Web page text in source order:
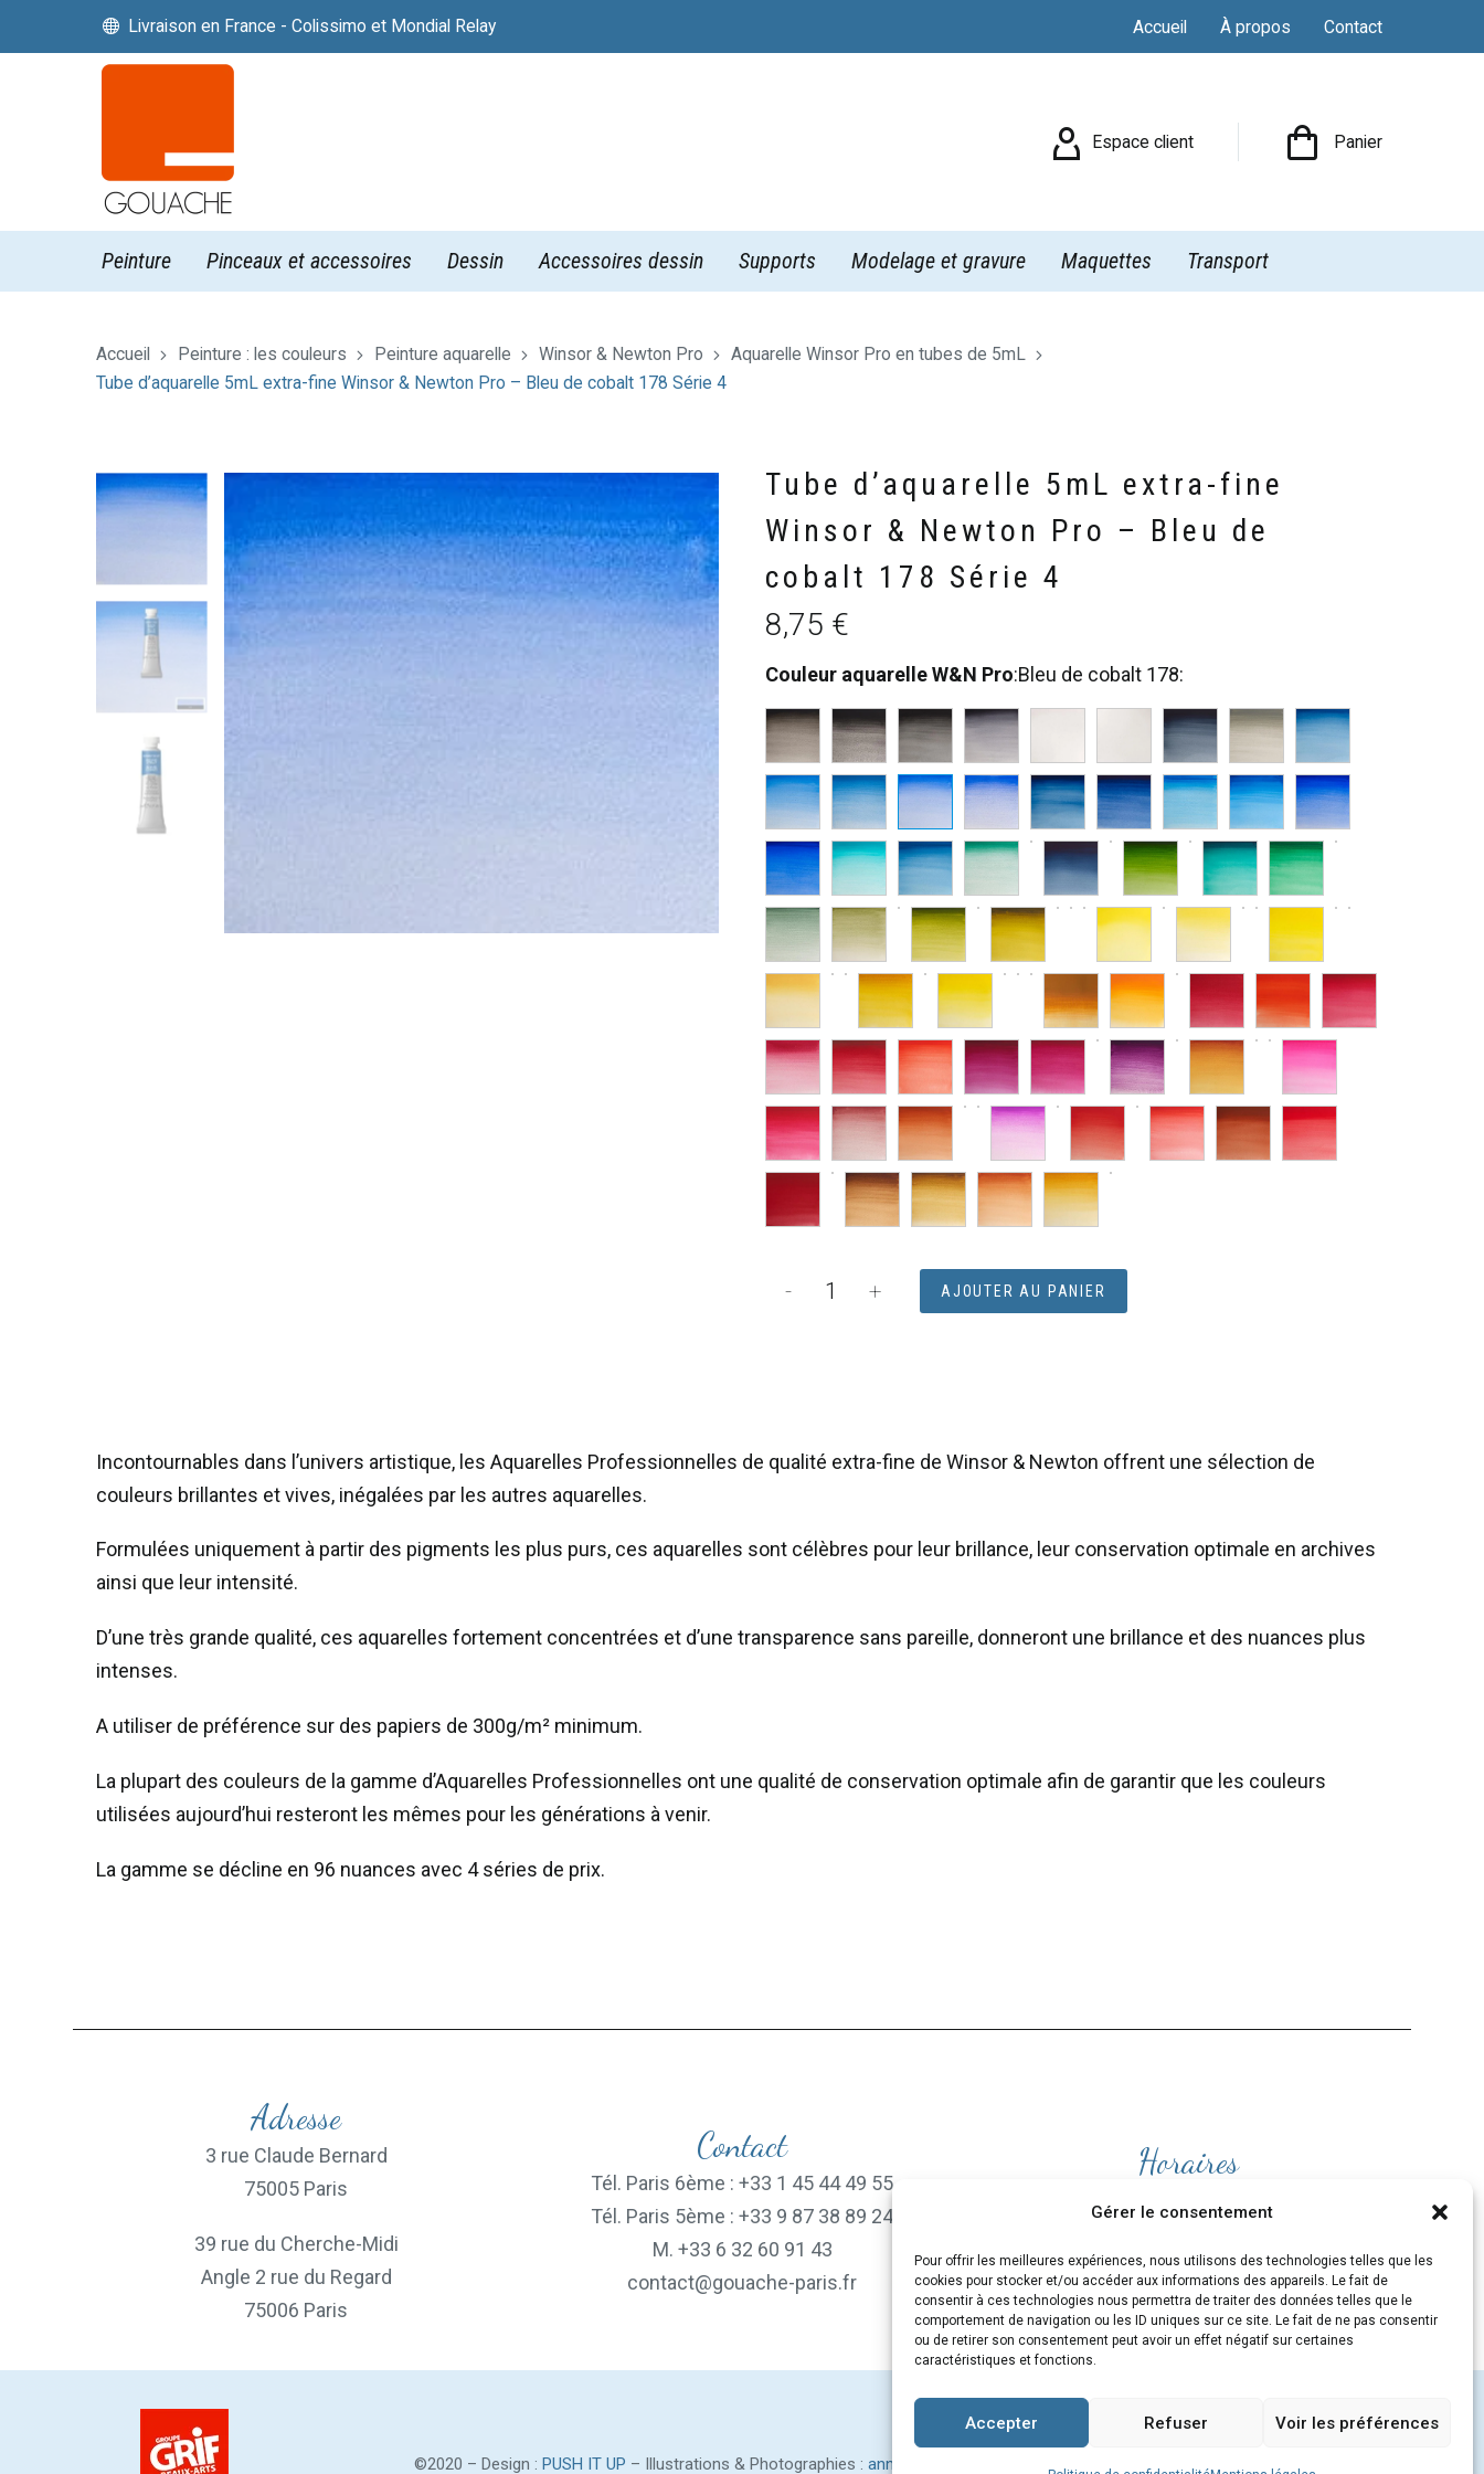
Gérer le consentement
Pour offrir les meilleures expériences, nous utilisons des technologies telles que les
cookies pour stocker et/ou accéder aux informations des appareils. Le fait de
consentir à ces technologies nous permettra de traiter des données telles que le
comportement de navigation ou les ID uniques sur ce site. Le fait de ne pas consentir
ou de retirer son consentement peut avoir un effet négatif sur certaines
caractéristiques et fonctions.
Accepter Refuser Voir les préférences

 Livraison en France - Colissimo et Mondial Relay Accueil À propos Contact
 Espace client Panier
Peinture Pinceaux et accessoires Dessin Accessoires dessin Supports Modelage et gravure Maquettes Transport
Accueil Peinture : les couleurs Peinture aquarelle Winsor & Newton Pro
Aquarelle Winsor Pro en tubes de 5mL
Tube d’aquarelle 5mL extra-fine Winsor & Newton Pro – Bleu de cobalt 178 Série 4
Tube d’aquarelle 5mL extra-fine
Winsor & Newton Pro – Bleu de
cobalt 178 Série 4
8,75 €
Couleur aquarelle W&N Pro:Bleu de cobalt 178
-
quantité
extra-
&
-
178
+ AJOUTER AU PANIER
Incontournables dans l’univers artistique, les Aquarelles Professionnelles de qualité extra-fine de Winsor & Newton offrent une sélection de
couleurs brillantes et vives, inégalées par les autres aquarelles.
Formulées uniquement à partir des pigments les plus purs, ces aquarelles sont célèbres pour leur brillance, leur conservation optimale en archives
ainsi que leur intensité.
D’une très grande qualité, ces aquarelles fortement concentrées et d’une transparence sans pareille, donneront une brillance et des nuances plus
intenses.
A utiliser de préférence sur des papiers de 300g/m² minimum.
La plupart des couleurs de la gamme d’Aquarelles Professionnelles ont une qualité de conservation optimale afin de garantir que les couleurs
utilisées aujourd’hui resteront les mêmes pour les générations à venir.
La gamme se décline en 96 nuances avec 4 séries de prix.
Adresse
3 rue Claude Bernard
75005 Paris
39 rue du Cherche-Midi
Angle 2 rue du Regard
75006 Paris
Contact
Tél. Paris 6ème : +33 1 45 44 49 55
Tél. Paris 5ème : +33 9 87 38 89 24
M. +33 6 32 60 91 43
contact@gouache-paris.fr
Horaires
et le Samedi de 10H à 19H
©2020 – Design : PUSH IT UP – Illustrations & Photographies : anne-renaud.com MENTIONS LÉGALES CGV COOKIES